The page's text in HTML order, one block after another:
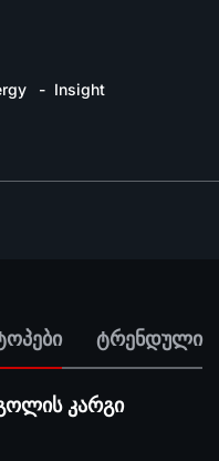
Insight
ტრენდული
კარგი